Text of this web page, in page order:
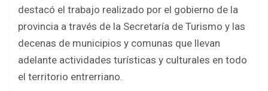
destacó el trabajo realizado por el gobierno de la
provincia a través de la Secretaría de Turismo y las
decenas de municipios y comunas que llevan
adelante actividades turísticas y culturales en todo
el territorio entrerriano.